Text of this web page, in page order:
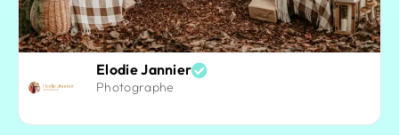
Elodie Jannier
Photographe